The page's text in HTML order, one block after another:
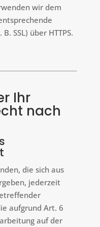
wir dem
SSL) über HTTPS.
Ihr
nach
die sich aus
jederzeit
aufgrund Art. 6
auf der